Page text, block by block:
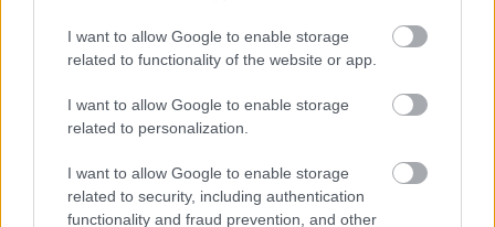
I want to allow Google to enable storage
related to functionality of the website or app.
I want to allow Google to enable storage
related to personalization.
I want to allow Google to enable storage
related to security, including authentication
functionality and fraud prevention, and other
tehetetlenül fekvő anyám hátára... Ráültem
a feleségem hátára, hátracsavartam a kezét
és füléhez hajolva megkérdeztem, hogy csak
az igazgatóval feküdt-e le vagy a
Félve attól, hogy az előadás túl plasztikusra